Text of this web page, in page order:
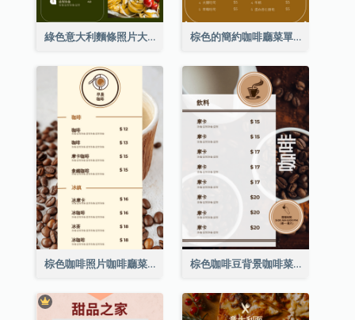
綠色意大利麵條照片大餐廳菜單 棕色的簡約咖啡廳菜單
棕色咖啡照片咖啡廳菜單 棕色咖啡豆背景咖啡菜單